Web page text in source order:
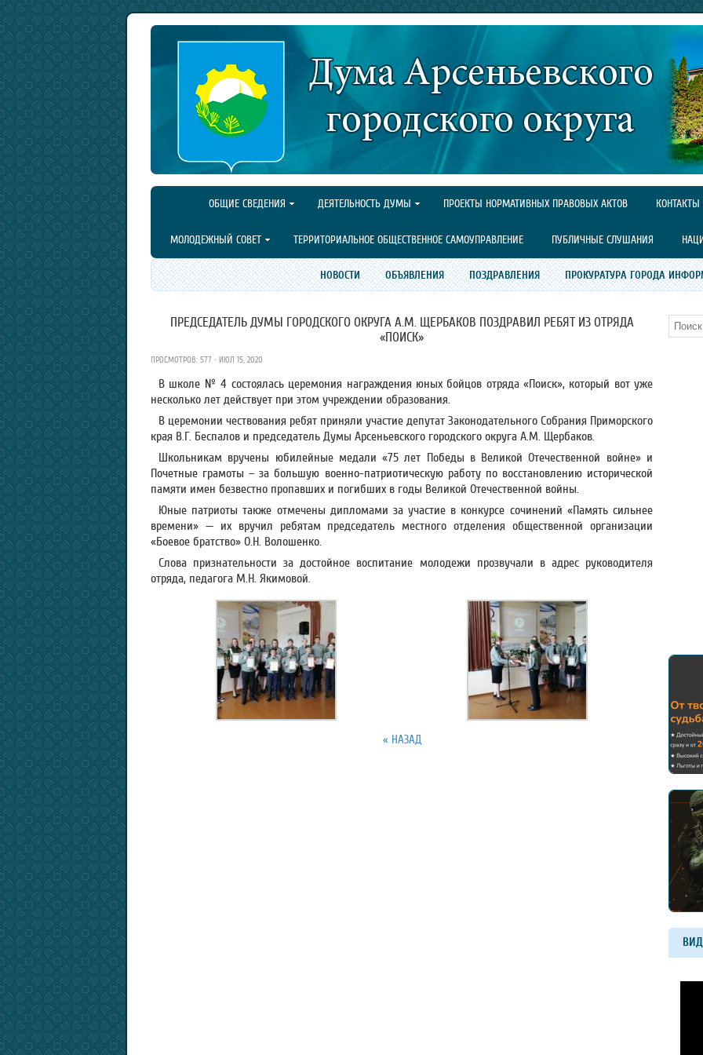
ОБЩИЕ СВЕДЕНИЯ ДЕЯТЕЛЬНОСТЬ ДУМЫ ПРОЕКТЫ НОРМАТИВНЫХ ПРАВОВЫХ АКТОВ КОНТАКТЫ
МОЛОДЕЖНЫЙ СОВЕТ ТЕРРИТОРИАЛЬНОЕ ОБЩЕСТВЕННОЕ САМОУПРАВЛЕНИЕ ПУБЛИЧНЫЕ СЛУШАНИЯ
НОВОСТИ ОБЪЯВЛЕНИЯ ПОЗДРАВЛЕНИЯ ПРОКУРАТУРА ГОРОДА
ПРЕДСЕДАТЕЛЬ ДУМЫ ГОРОДСКОГО ОКРУГА А.М. ЩЕРБАКОВ ПОЗДРАВИЛ РЕБЯТ ИЗ ОТРЯДА
«ПОИСК»
ПРОСМОТРОВ: 577 · ИЮЛ 15, 2020
В школе № 4 состоялась церемония награждения юных бойцов отряда «Поиск», который вот уже
несколько лет действует при этом учреждении образования.
В церемонии чествования ребят приняли участие депутат Законодательного Собрания Приморского
края В.Г. Беспалов и председатель Думы Арсеньевского городского округа А.М. Щербаков.
Школьникам вручены юбилейные медали «75 лет Победы в Великой Отечественной войне» и
Почетные грамоты – за большую военно-патриотическую работу по восстановлению исторической
памяти имен безвестно пропавших и погибших в годы Великой Отечественной войны.
Юные патриоты также отмечены дипломами за участие в конкурсе сочинений «Память сильнее
времени» — их вручил ребятам председатель местного отделения общественной организации
«Боевое братство» О.Н. Волошенко.
Слова признательности за достойное воспитание молодежи прозвучали в адрес руководителя
отряда, педагога М.Н. Якимовой.
« НАЗАД
Поиск